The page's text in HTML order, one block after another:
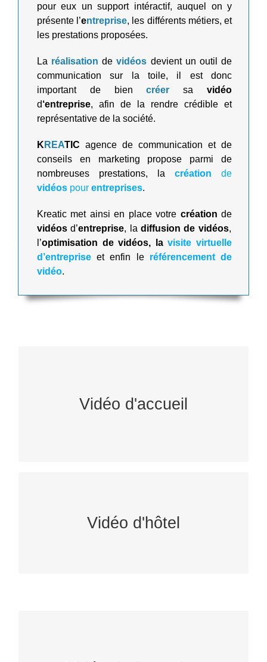
pour eux un support intéractif, auquel on y
présente l’entreprise, les différents métiers, et
les prestations proposées.
La réalisation devidéos devient un outil de
communication sur la toile, il est donc
important de biencréer savidéo
d‘entreprise, afin de la rendre crédible et
représentative de la société.
K REATIC agence de communication et de
conseils en marketing propose parmi de
nombreuses prestations, la création de
vidéos pour entreprises.
Kreatic met ainsi en place votre créationde
vidéosd’entreprise, ladiffusion de vidéos,
l’optimisation de vidéos, lavisite virtuelle
d’entreprise et enfin le référencement de
vidéo.
Vidéo d'accueil
guidée de votre site. Elle dynamise votre page
d’accueil et respecte la charte graphique de
Vidéo d'hôtel
salles de réceptions/séminaires, restaurant,